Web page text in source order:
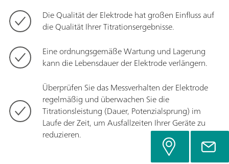
Die Qualität der Elektrode hat großen Einfluss auf
die Qualität Ihrer Titrationsergebnisse.
Eine ordnungsgemäße Wartung und Lagerung
kann die Lebensdauer der Elektrode verlängern.
Überprüfen Sie das Messverhalten der Elektrode
regelmäßig und überwachen Sie die
Titrationsleistung (Dauer, Potenzialsprung) im
Laufe der Zeit, um Ausfallzeiten Ihrer Geräte zu
reduzieren.